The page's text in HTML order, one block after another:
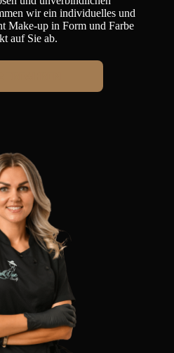
wir ein individuelles und
Make-up in Form und Farbe
auf Sie ab.